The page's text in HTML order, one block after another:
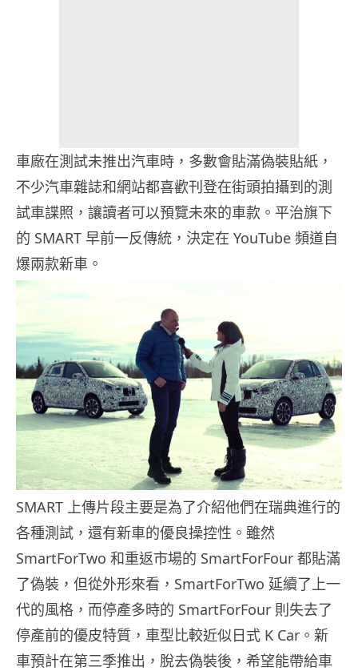
車廠在測試未推出汽車時，多數會貼滿偽裝貼紙，
不少汽車雜誌和網站都喜歡刊登在街頭拍攝到的測
試車諜照，讓讀者可以預覽未來的車款。平治旗下
的 SMART 早前一反傳統，決定在 YouTube 頻道自
爆兩款新車。
SMART 上傳片段主要是為了介紹他們在瑞典進行的
各種測試，還有新車的優良操控性。雖然
SmartForTwo 和重返市場的 SmartForFour 都貼滿
了偽裝，但從外形來看，SmartForTwo 延續了上一
代的風格，而停產多時的 SmartForFour 則失去了
停產前的優皮特質，車型比較近似日式 K Car。新
車預計在第三季推出，脫去偽裝後，希望能帶給車